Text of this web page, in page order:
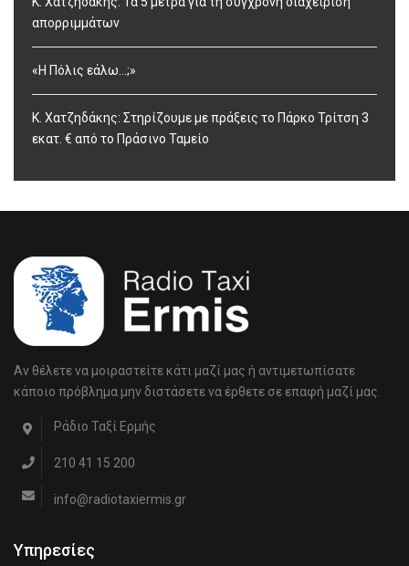
απορριμμάτων
«Η Πόλις εάλω…;»
Κ. Χατζηδάκης: Στηρίζουμε με πράξεις το Πάρκο Τρίτση 3
εκατ. € από το Πράσινο Ταμείο
Αν θέλετε να μοιραστείτε κάτι μαζί μας ή αντιμετωπίσατε
κάποιο πρόβλημα μην διστάσετε να έρθετε σε επαφή μαζί μας.
Ράδιο Ταξί Ερμής
210 41 15 200
info@radiotaxiermis.gr
Υπηρεσίες